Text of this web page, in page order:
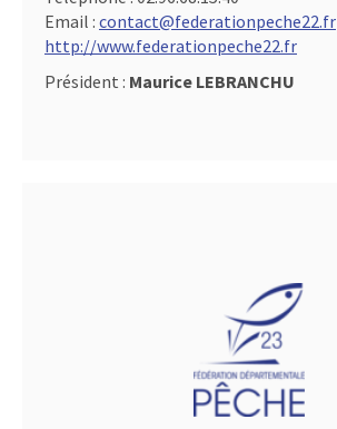
Email : contact@federationpeche22.fr
http://www.federationpeche22.fr
Président : Maurice LEBRANCHU